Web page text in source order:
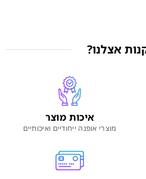
אצלנו?
איכות מוצר
מוצרי אופנה ייחודיים ואיכותיים